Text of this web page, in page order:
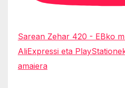
Sarean Zehar 420 - EBko
AliExpressi eta
amaiera